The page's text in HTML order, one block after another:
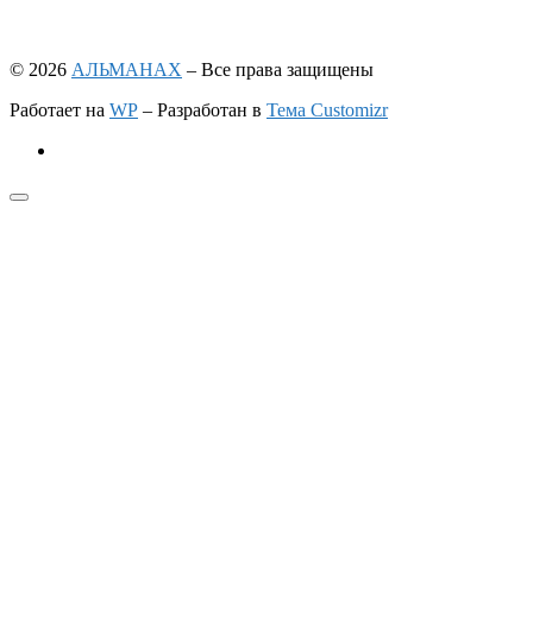
© 2026 АЛЬМАНАХ – Все права защищены
Работает на WP – Разработан в Тема Customizr